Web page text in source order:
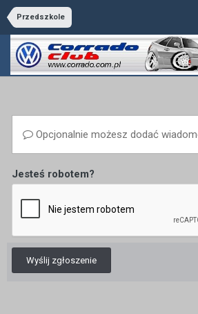
Przedszkole
Opcjonalnie możesz dodać
Jesteś robotem?
Wyślij zgłoszenie